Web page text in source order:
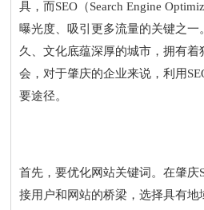
具，而SEO（Search Engine
曝光度、吸引更多流量的关键之一
久、文化底蕴深厚的城市，拥有
会，对于肇庆的企业来说，利用
要途径。
首先，要优化网站关键词。在肇庆
接用户和网站的桥梁，选择具有地